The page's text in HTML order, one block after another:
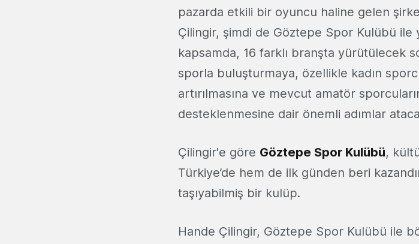
pazarda etkili bir oyuncu haline gelen
Çilingir, şimdi de Göztepe Spor Kulübü ile
kapsamda, 16 farklı branşta yürütülecek
sporla buluşturmaya, özellikle kadın
artırılmasına ve mevcut amatör
desteklenmesine dair önemli adımlar
Çilingir'e göre Göztepe Spor Kulübü,
Türkiye’de hem de ilk günden beri
taşıyabilmiş bir kulüp.
Hande Çilingir, Göztepe Spor Kulübü ile